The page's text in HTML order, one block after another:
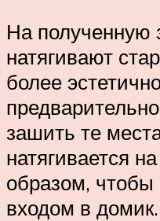
На полученную
натягивают
более
зашить те
натягивается
образом, чтобы
входом в домик.